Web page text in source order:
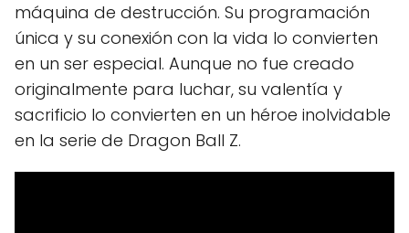
máquina de destrucción. Su programación
única y su conexión con la vida lo convierten
en un ser especial. Aunque no fue creado
originalmente para luchar, su valentía y
sacrificio lo convierten en un héroe inolvidable
en la serie de Dragon Ball Z.